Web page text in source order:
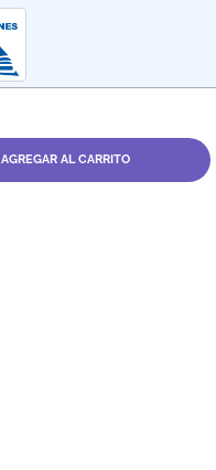
AGREGAR AL CARRITO